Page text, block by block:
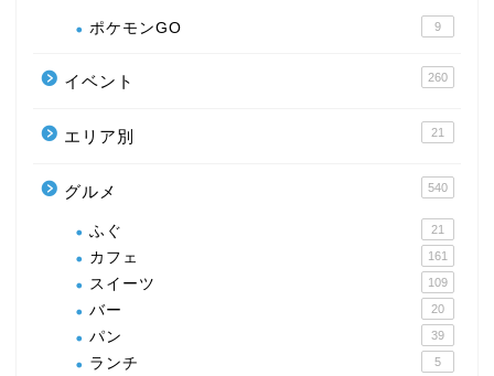
ポケモンGO 9
イベント 260
エリア別 21
グルメ 540
ふぐ 21
カフェ 161
スイーツ 109
バー 20
パン 39
ランチ 5